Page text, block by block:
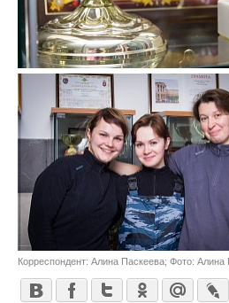
Корреспондент: Алина Паскеева; Фото: